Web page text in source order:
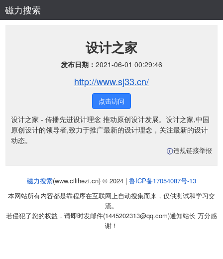
磁力搜索
设计之家
发布日期： 2021-06-01 00:29:46
http://www.sj33.cn/
点击访问
设计之家 - 传播先进设计理念 推动原创设计发展。设计之家,中国
原创设计的领导者,致力于推广最新的设计理念，关注最新的设计
动态。
违规链接举报
磁力搜索(www.cilihezi.cn) © 2024 | 鲁ICP备17054087号-13
本网站所有内容都是靠程序在互联网上自动搜集而来，仅供测试和学习交
流。
若侵犯了您的权益，请即时发邮件(1445202313@qq.com)通知站长 万分感
谢！